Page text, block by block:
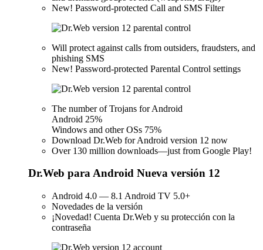
New! Password-protected Call and SMS Filter
Will protect against calls from outsiders, fraudsters, and
phishing SMS
New! Password-protected Parental Control settings
The number of Trojans for Android
Android 25%
Windows and other OSs 75%
Download Dr.Web for Android version 12 now
Over 130 million downloads—just from Google Play!
Dr.Web para Android Nueva versión 12
Android 4.0 — 8.1 Android TV 5.0+
Novedades de la versión
¡Novedad! Cuenta Dr.Web y su protección con la
contraseña